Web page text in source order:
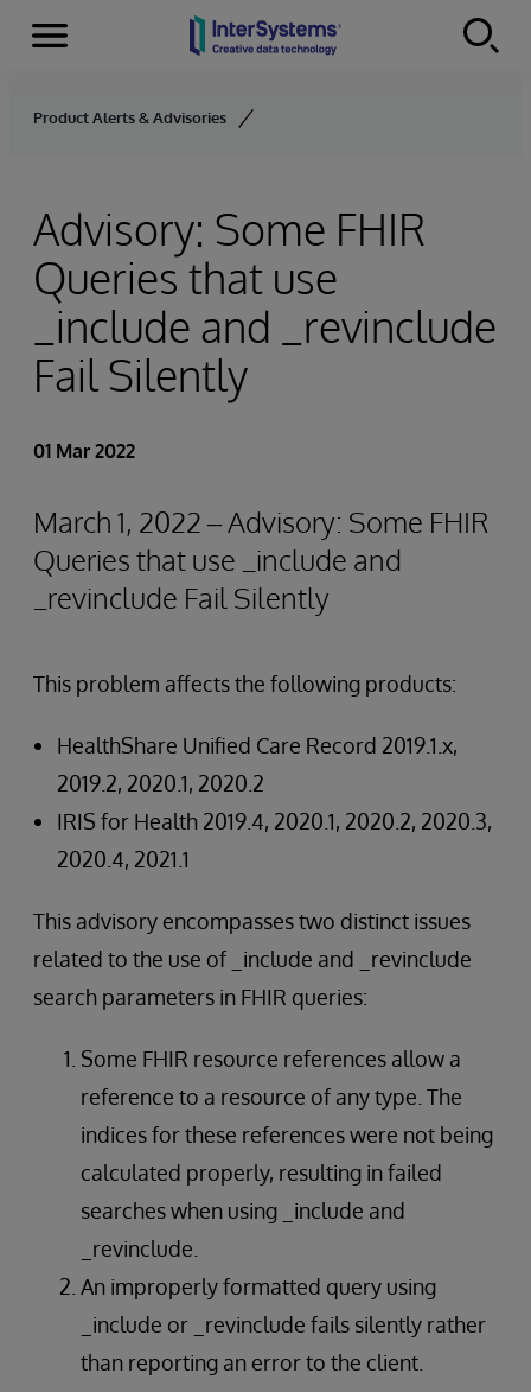
Skip to content
Menu
Product Alerts & Advisories
Advisory: Some FHIR
Queries that use
_include and _revinclude
Fail Silently
01 Mar 2022
March 1, 2022 – Advisory: Some FHIR
Queries that use _include and
_revinclude Fail Silently
This problem affects the following products:
HealthShare Unified Care Record 2019.1.x,
2019.2, 2020.1, 2020.2
IRIS for Health 2019.4, 2020.1, 2020.2, 2020.3,
2020.4, 2021.1
This advisory encompasses two distinct issues
related to the use of _include and _revinclude
search parameters in FHIR queries:
Some FHIR resource references allow a
reference to a resource of any type. The
indices for these references were not being
calculated properly, resulting in failed
searches when using _include and
_revinclude.
An improperly formatted query using
_include or _revinclude fails silently rather
than reporting an error to the client.